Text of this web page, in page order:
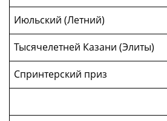
Июльский (Летний)
Тысячелетней Казани (Элиты)
Спринтерский приз